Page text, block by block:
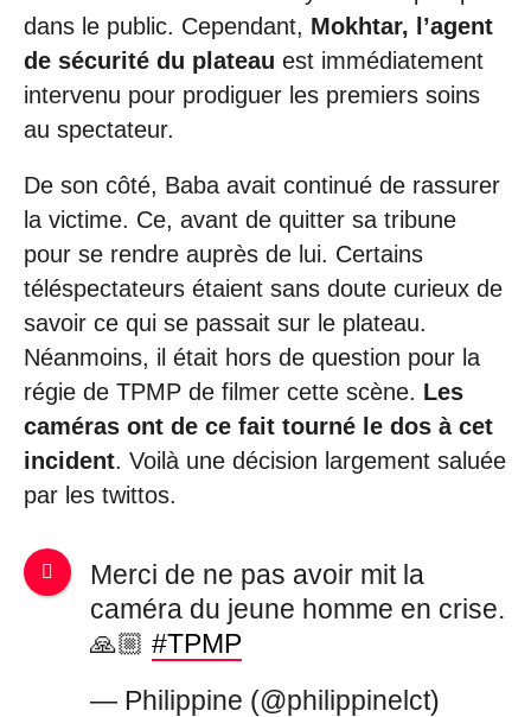
dans le public. Cependant, Mokhtar, l’agent
de sécurité du plateau est immédiatement
intervenu pour prodiguer les premiers soins
au spectateur.
De son côté, Baba avait continué de rassurer
la victime. Ce, avant de quitter sa tribune
pour se rendre auprès de lui. Certains
téléspectateurs étaient sans doute curieux de
savoir ce qui se passait sur le plateau.
Néanmoins, il était hors de question pour la
régie de TPMP de filmer cette scène. Les
caméras ont de ce fait tourné le dos à cet
incident. Voilà une décision largement saluée
par les twittos.
Merci de ne pas avoir mit la
caméra du jeune homme en crise.
🙏🏼#TPMP
— Philippine (@philippinelct)